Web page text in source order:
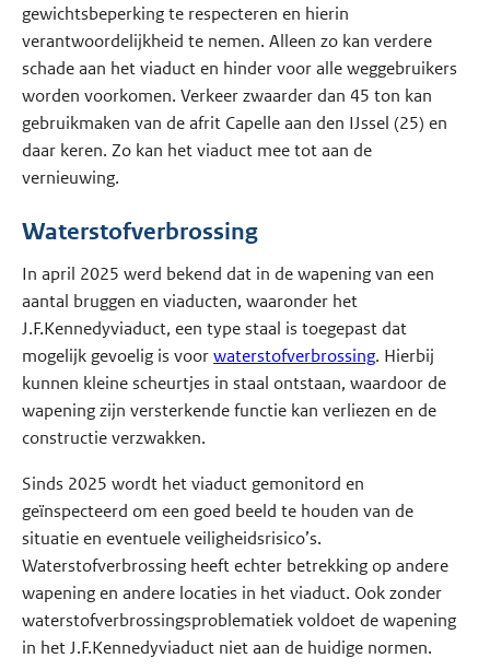
gewichtsbeperking te respecteren en hierin
verantwoordelijkheid te nemen. Alleen zo kan verdere
schade aan het viaduct en hinder voor alle weggebruikers
worden voorkomen. Verkeer zwaarder dan 45 ton kan
gebruikmaken van de afrit Capelle aan den IJssel (25) en
daar keren. Zo kan het viaduct mee tot aan de
vernieuwing.
Waterstofverbrossing
In april 2025 werd bekend dat in de wapening van een
aantal bruggen en viaducten, waaronder het
J.F.Kennedyviaduct, een type staal is toegepast dat
mogelijk gevoelig is voorwaterstofverbrossing. Hierbij
kunnen kleine scheurtjes in staal ontstaan, waardoor de
wapening zijn versterkende functie kan verliezen en de
constructie verzwakken.
Sinds 2025 wordt het viaduct gemonitord en
geïnspecteerd om een goed beeld te houden van de
situatie en eventuele veiligheidsrisico’s.
Waterstofverbrossing heeft echter betrekking op andere
wapening en andere locaties in het viaduct. Ook zonder
waterstofverbrossingsproblematiek voldoet de wapening
in het J.F.Kennedyviaduct niet aan de huidige normen.